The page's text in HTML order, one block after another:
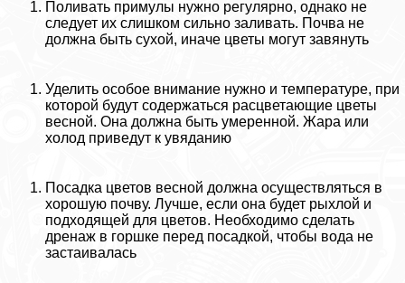
Поливать примулы нужно регулярно, однако не
следует их слишком сильно заливать. Почва не
должна быть сухой, иначе цветы могут завянуть
Уделить особое внимание нужно и температуре, при
которой будут содержаться расцветающие цветы
весной. Она должна быть умеренной. Жара или
холод приведут к увяданию
Посадка цветов весной должна осуществляться в
хорошую почву. Лучше, если она будет рыхлой и
подходящей для цветов. Необходимо сделать
дренаж в горшке перед посадкой, чтобы вода не
застаивалась